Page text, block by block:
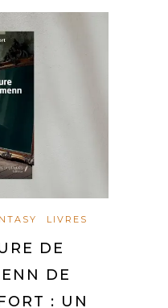
LIVRES
DE
DE
: UN